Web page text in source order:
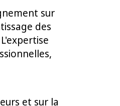
sur
des
et sur la